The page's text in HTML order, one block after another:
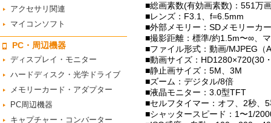
アクセサリ関連
マイコンソフト
PC・周辺機器
ディスプレイ・モニター
ハードディスク・光学ドライブ
メモリーカード・アダプター
PC周辺機器
キャプチャー・コンバーター
■総画素数(有効画素数)：551万
■レンズ：F3.1、f=6.5mm
■外部メモリー：SDメモリーカ
■撮影距離：標準/約1.5m〜∞、
■ファイル形式：動画/MJPEG（
■動画サイズ：HD1280×720(30
■静止画サイズ：5M、3M
■ズーム：デジタル/8倍
■液晶モニター：3.0型TFT
■セルフタイマー：オフ、2秒、
■シャッタースピード：1〜1/